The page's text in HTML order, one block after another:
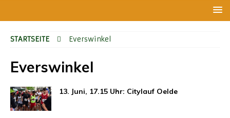
STARTSEITE Everswinkel
Everswinkel
13. Juni, 17.15 Uhr: Citylauf Oelde